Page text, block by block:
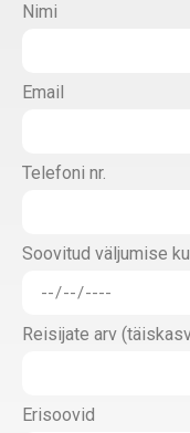
Nimi
Email
Telefoni nr.
Soovitud väljumise
Reisijate arv
Erisoovid